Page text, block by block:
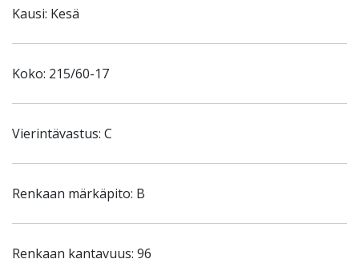
Kausi: Kesä
Koko: 215/60-17
Vierintävastus: C
Renkaan märkäpito: B
Renkaan kantavuus: 96